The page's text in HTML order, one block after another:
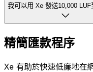
我可以用 Xe 發送10,000 LUF
精簡匯款程序
Xe 有助於快速低廉地在